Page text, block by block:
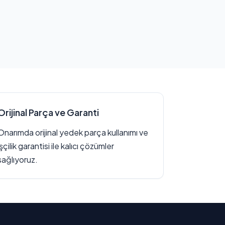
Parça ve Garanti
orijinal yedek parça kullanımı ve
garantisi ile kalıcı çözümler